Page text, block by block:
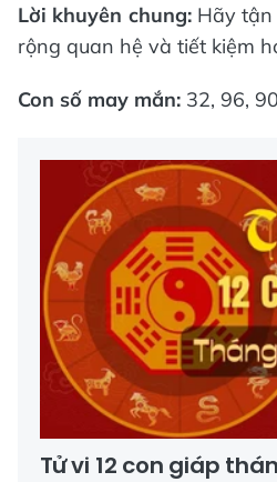
Lời khuyên chung:Hãy tận
rộng quan hệ và tiết kiệm
Con số may mắn: 32, 96, 90
Tử vi 12 con giáp